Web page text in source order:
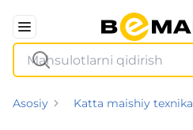
Asosiy Katta maishiy texnika